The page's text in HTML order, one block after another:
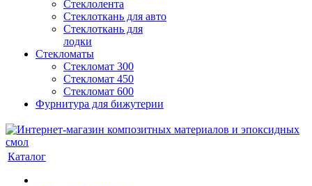
Стеклолента
Стеклоткань для авто
Стеклоткань для
лодки
Стекломаты
Стекломат 300
Стекломат 450
Стекломат 600
Фурнитура для бижутерии
Каталог